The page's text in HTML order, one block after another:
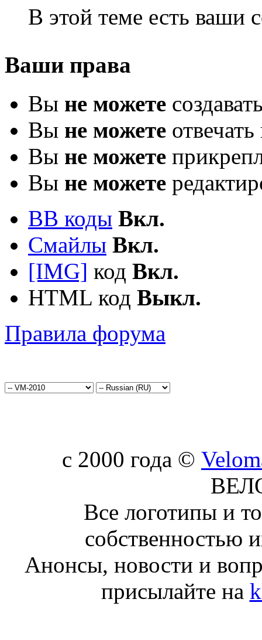
В этой теме есть ваши
Ваши права
Вы не можете
Вы не можете
Вы не можете
Вы не можете
BB коды Вкл.
Смайлы Вкл.
[IMG] код Вкл.
HTML код Выкл.
Правила форума
c 2000 года ©
Все логотипы и
собственностью
Анонсы, новости и
присылайте на